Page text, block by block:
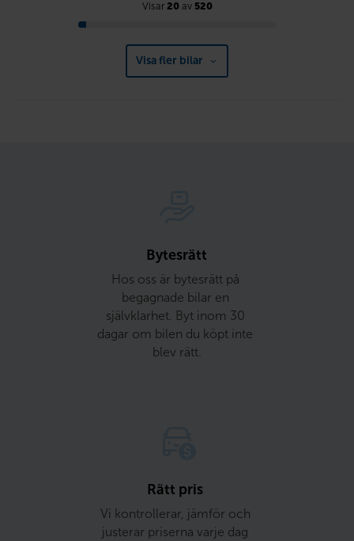
Visar 20av 520
Visa fler bilar
Bytesrätt
Hos oss är bytesrätt på
begagnade bilar en
självklarhet. Byt inom 30
dagar om bilen du köpt inte
blev rätt.
Rätt pris
Vi kontrollerar, jämför och
justerar priserna varje dag